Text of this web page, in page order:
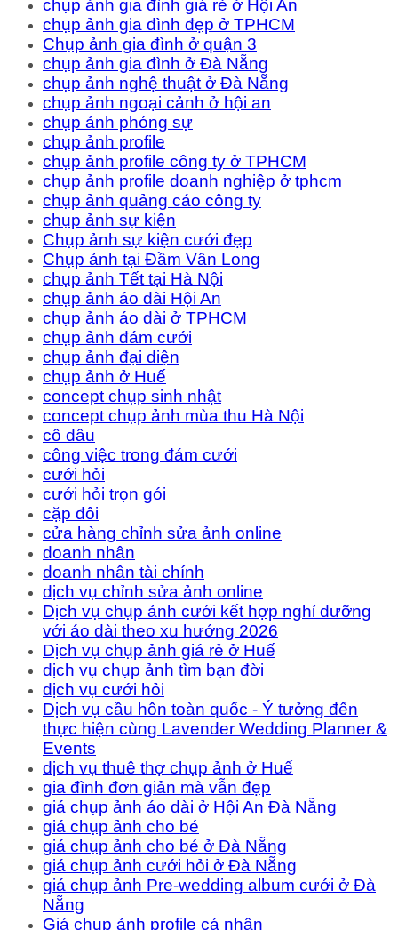
chụp ảnh gia đình giá rẻ ở Hội An
chụp ảnh gia đình đẹp ở TPHCM
Chụp ảnh gia đình ở quận 3
chụp ảnh gia đình ở Đà Nẵng
chụp ảnh nghệ thuật ở Đà Nẵng
chụp ảnh ngoại cảnh ở hội an
chụp ảnh phóng sự
chụp ảnh profile
chụp ảnh profile công ty ở TPHCM
chụp ảnh profile doanh nghiệp ở tphcm
chụp ảnh quảng cáo công ty
chụp ảnh sự kiện
Chụp ảnh sự kiện cưới đẹp
Chụp ảnh tại Đầm Vân Long
chụp ảnh Tết tại Hà Nội
chụp ảnh áo dài Hội An
chụp ảnh áo dài ở TPHCM
chụp ảnh đám cưới
chụp ảnh đại diện
chụp ảnh ở Huế
concept chụp sinh nhật
concept chụp ảnh mùa thu Hà Nội
cô dâu
công việc trong đám cưới
cưới hỏi
cưới hỏi trọn gói
cặp đôi
cửa hàng chỉnh sửa ảnh online
doanh nhân
doanh nhân tài chính
dịch vụ chỉnh sửa ảnh online
Dịch vụ chụp ảnh cưới kết hợp nghỉ dưỡng
với áo dài theo xu hướng 2026
Dịch vụ chụp ảnh giá rẻ ở Huế
dịch vụ chụp ảnh tìm bạn đời
dịch vụ cưới hỏi
Dịch vụ cầu hôn toàn quốc - Ý tưởng đến
thực hiện cùng Lavender Wedding Planner &
Events
dịch vụ thuê thợ chụp ảnh ở Huế
gia đình đơn giản mà vẫn đẹp
giá chụp ảnh áo dài ở Hội An Đà Nẵng
giá chụp ảnh cho bé
giá chụp ảnh cho bé ở Đà Nẵng
giá chụp ảnh cưới hỏi ở Đà Nẵng
giá chụp ảnh Pre-wedding album cưới ở Đà
Nẵng
Giá chụp ảnh profile cá nhân